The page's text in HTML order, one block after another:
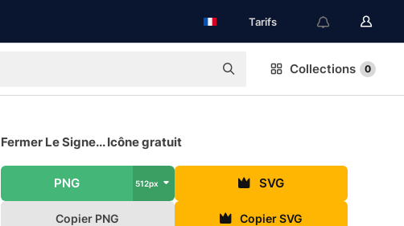
Tarifs
Collections 0
Fermer Le Signe... Icône gratuit
PNG 512px SVG
Copier PNG Copier SVG